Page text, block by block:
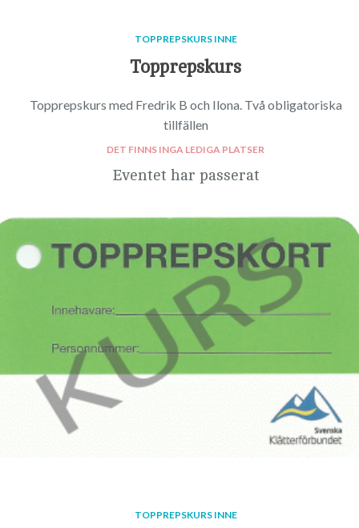
TOPPREPSKURS INNE
Topprepskurs
Topprepskurs med Fredrik B och Ilona. Två obligatoriska
tillfällen
DET FINNS INGA LEDIGA PLATSER
Eventet har passerat
TOPPREPSKURS INNE